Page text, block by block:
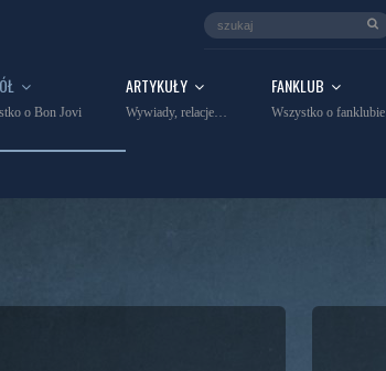
o Bon Jovi
ARTYKUŁY
Wywiady, relacje…
FANKLUB
Wszystko o fanklubie